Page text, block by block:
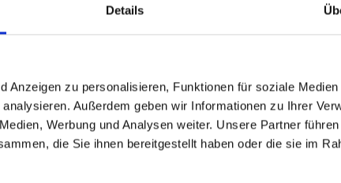
Details
Anzeigen zu personalisieren, Funktionen für soziale
Außerdem geben wir Informationen zu Ihrer
Werbung und Analysen weiter. Unsere Partner
die Sie ihnen bereitgestellt haben oder die sie im